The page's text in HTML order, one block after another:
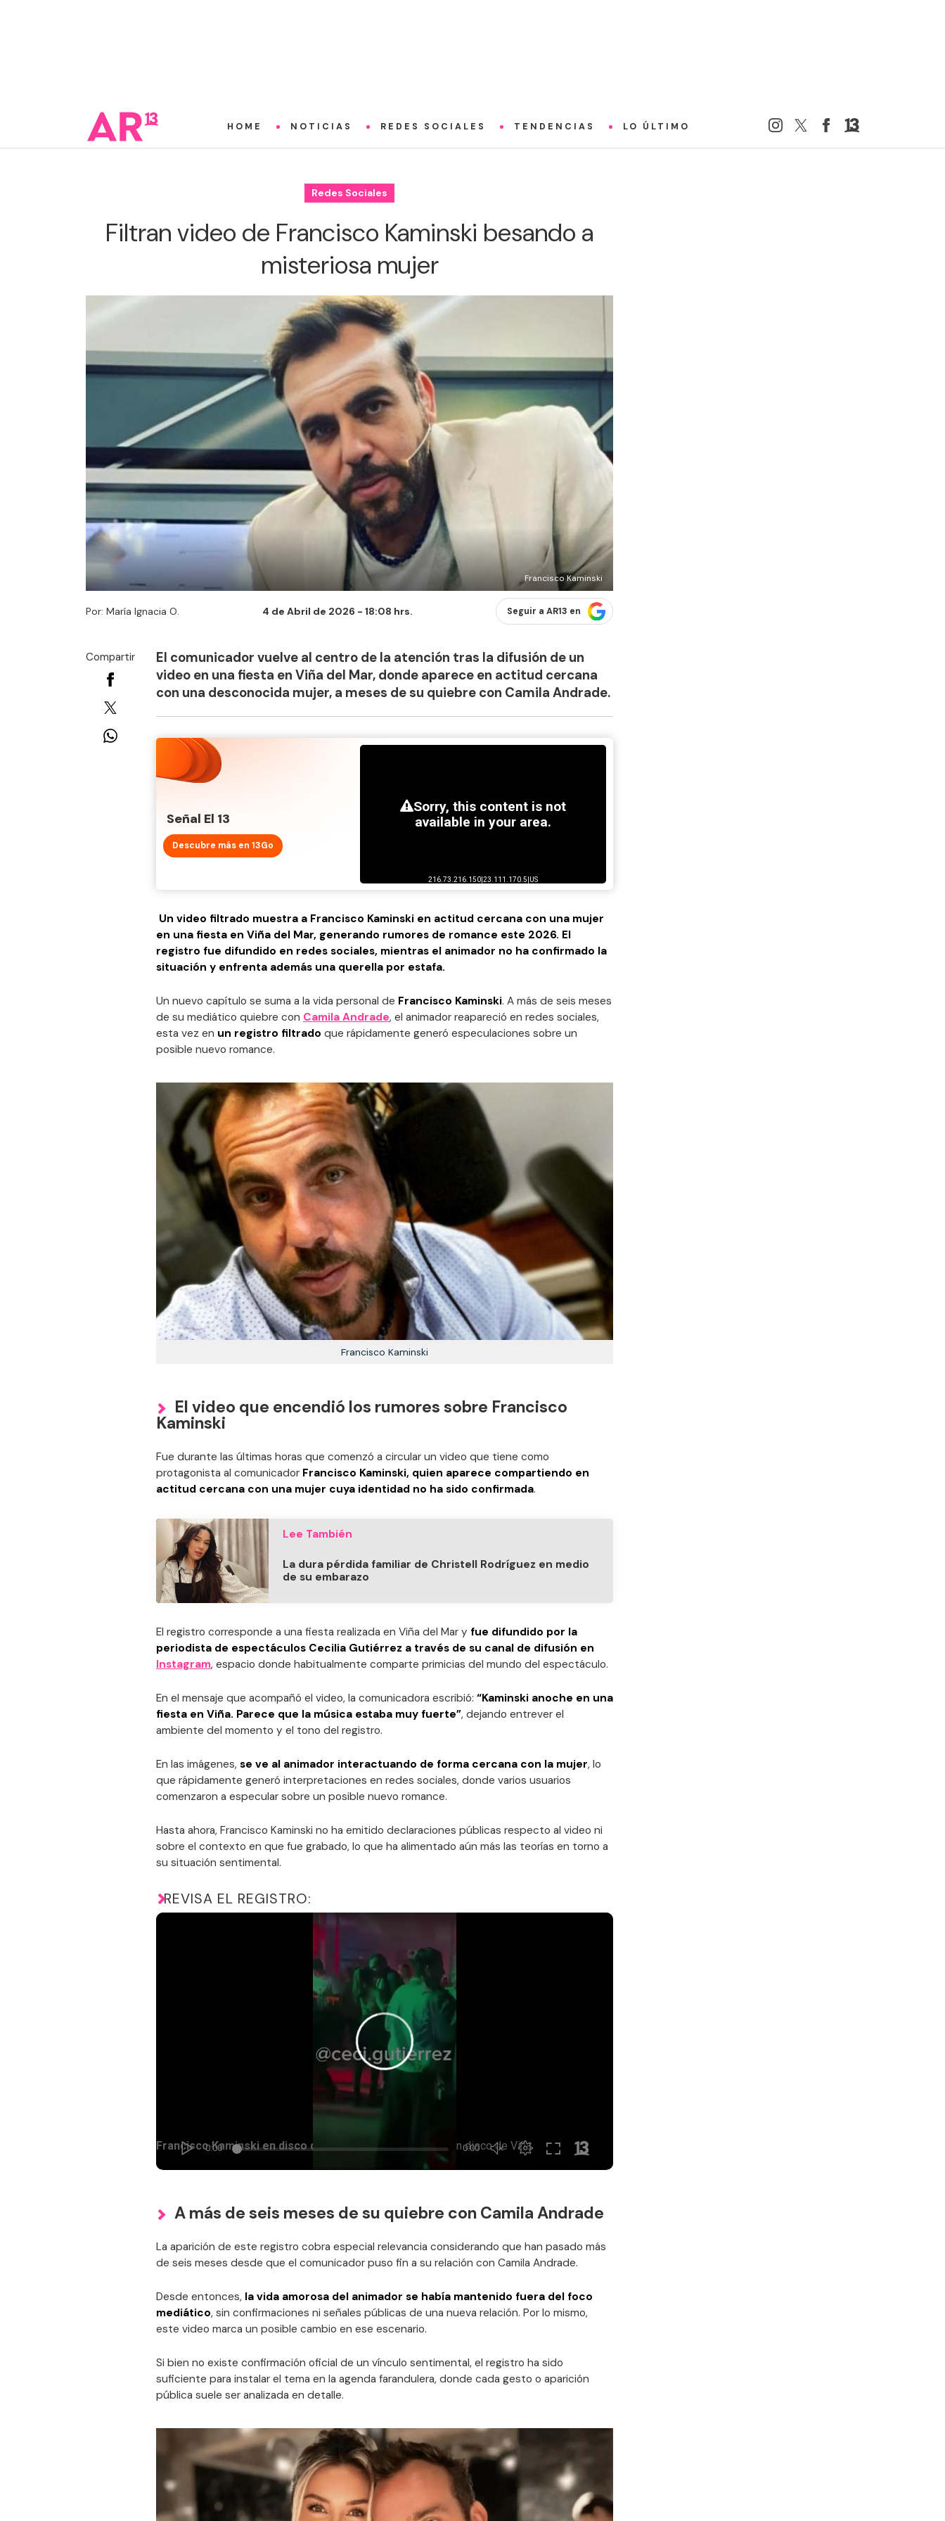
HOME NOTICIAS REDES SOCIALES TENDENCIAS LO ÚLTIMO
Redes Sociales
Filtran video de Francisco Kaminski besando a
misteriosa mujer
Francisco Kaminski
Por: María Ignacia O. 4 de Abril de 2026 - 18:08 hrs. Seguir a AR13 en
Compartir
El comunicador vuelve al centro de la atención tras la difusión de un
video en una fiesta en Viña del Mar, donde aparece en actitud cercana
con una desconocida mujer, a meses de su quiebre con Camila Andrade.
Señal El 13
Descubre más en 13Go
Un video filtrado muestra a Francisco Kaminski en actitud cercana con una mujer
en una fiesta en Viña del Mar, generando rumores de romance este 2026. El
registro fue difundido en redes sociales, mientras el animador no ha confirmado la
situación y enfrenta además una querella por estafa.
Un nuevo capítulo se suma a la vida personal de Francisco Kaminski. A más de seis meses
de su mediático quiebre con Camila Andrade, el animador reapareció en redes sociales,
esta vez en un registro filtrado que rápidamente generó especulaciones sobre un
posible nuevo romance.
Francisco Kaminski
El video que encendió los rumores sobre Francisco
Kaminski
Fue durante las últimas horas que comenzó a circular un video que tiene como
protagonista al comunicador Francisco Kaminski, quien aparece compartiendo en
actitud cercana con una mujer cuya identidad no ha sido confirmada.
Lee También
La dura pérdida familiar de Christell Rodríguez en medio
de su embarazo
El registro corresponde a una fiesta realizada en Viña del Mar y fue difundido por la
periodista de espectáculos Cecilia Gutiérrez a través de su canal de difusión en
Instagram, espacio donde habitualmente comparte primicias del mundo del espectáculo.
En el mensaje que acompañó el video, la comunicadora escribió: “Kaminski anoche en una
fiesta en Viña. Parece que la música estaba muy fuerte”, dejando entrever el
ambiente del momento y el tono del registro.
En las imágenes, se ve al animador interactuando de forma cercana con la mujer, lo
que rápidamente generó interpretaciones en redes sociales, donde varios usuarios
comenzaron a especular sobre un posible nuevo romance.
Hasta ahora, Francisco Kaminski no ha emitido declaraciones públicas respecto al video ni
sobre el contexto en que fue grabado, lo que ha alimentado aún más las teorías en torno a
su situación sentimental.
REVISA EL REGISTRO:
A más de seis meses de su quiebre con Camila Andrade
La aparición de este registro cobra especial relevancia considerando que han pasado más
de seis meses desde que el comunicador puso fin a su relación con Camila Andrade.
Desde entonces, la vida amorosa del animador se había mantenido fuera del foco
mediático, sin confirmaciones ni señales públicas de una nueva relación. Por lo mismo,
este video marca un posible cambio en ese escenario.
Si bien no existe confirmación oficial de un vínculo sentimental, el registro ha sido
suficiente para instalar el tema en la agenda farandulera, donde cada gesto o aparición
pública suele ser analizada en detalle.